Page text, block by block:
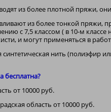
из более плотной пряжи,
из более тонкой
с 7,5 классом ( в 10-м классе
и могут применяться в
синтетическая нить (полиэфир
бесплатна?
от 10000 руб.
область от 10000 руб.